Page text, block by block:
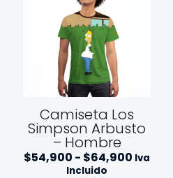
Camiseta Los
Simpson Arbusto
– Hombre
$54,900 - $64,900 Rango
Iva
Incluido